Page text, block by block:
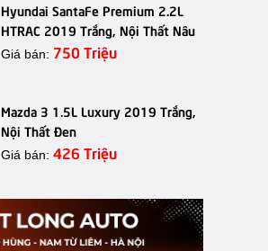
Hyundai SantaFe Premium 2.2L
HTRAC 2019 Trắng, Nội Thất Nâu
Giá bán: 750 Triệu
Mazda 3 1.5L Luxury 2019 Trắng,
Nội Thất Đen
Giá bán: 426 Triệu